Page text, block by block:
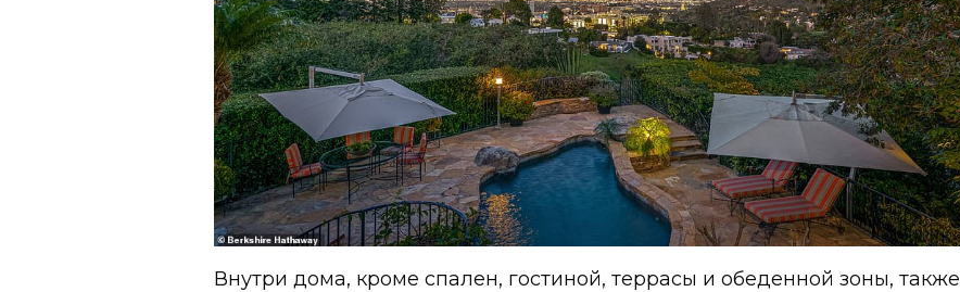
Внутри дома, кроме спален, гостиной, террасы и обеденной зоны, также